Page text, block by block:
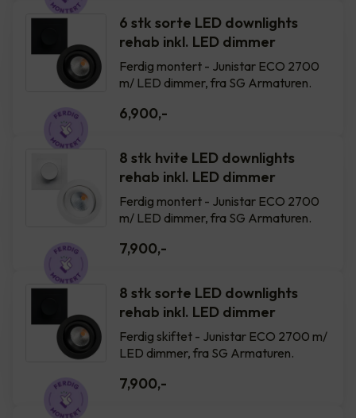
6 stk sorte LED downlights
rehab inkl. LED dimmer
Ferdig montert - Junistar ECO 2700
m/ LED dimmer, fra SG Armaturen.
6,900,-
8 stk hvite LED downlights
rehab inkl. LED dimmer
Ferdig montert - Junistar ECO 2700
m/ LED dimmer, fra SG Armaturen.
7,900,-
8 stk sorte LED downlights
rehab inkl. LED dimmer
Ferdig skiftet - Junistar ECO 2700 m/
LED dimmer, fra SG Armaturen.
7,900,-